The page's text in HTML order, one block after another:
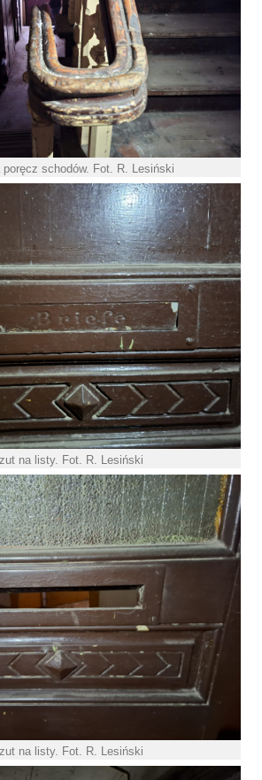
poręcz schodów. Fot. R. Lesiński
na listy. Fot. R. Lesiński
na listy. Fot. R. Lesiński